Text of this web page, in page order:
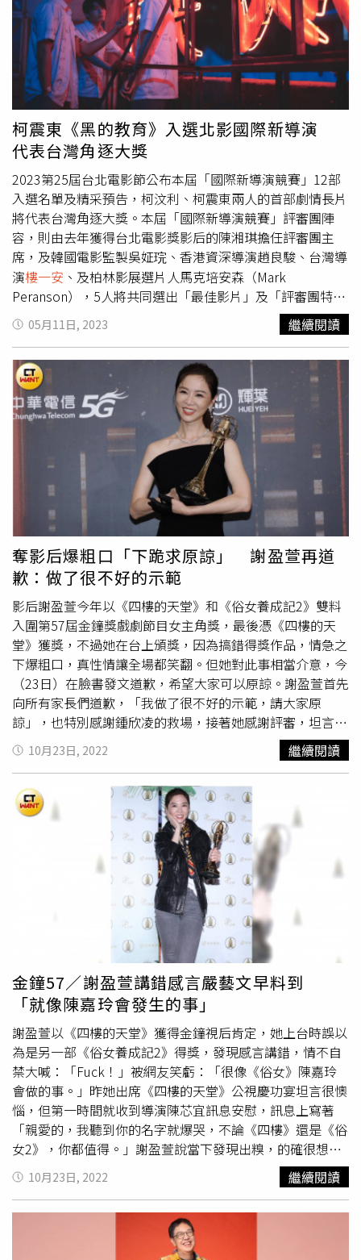
座落在城市、鄉村、離島等殊異空間的書店寫詩。客家電視
台旗艦影集《星空下的黑潮島嶼：第1-2集》，把醫療職人
類型融入白色恐怖，宛如綠島版「機智醫生生活」，既爬梳
複雜歷史，亦帶出政治壓迫下的人性光輝，也將在金馬影展
搶先播放兩集。2024金馬影展將於11月7日至24日展開，
10月27日下午1點於官網開始售票。
件，報名影片資格須為2022年6月6日後完成之作品。第一
階段將由影界專業人士、策展人團隊組成初審小組，分兩階
段自所有報名作品中評選出12部入選作品，預計於8月底公
佈。第二階段決審，則將聘請導演、製片或演員等組成決審
小組，選出最終的獲獎者，分得總金額高達100萬的獎金及
獎項。「2023桃園電影節」將於9月28日起至10月10日展
開，臺灣獎則定於10月6日頒發5項大獎及100萬獎金。
柯震東《黑的教育》入選北影國際新導演
代表台灣角逐大獎
2023第25屆台北電影節公布本屆「國際新導演競賽」12部
入選名單及精采預告，柯汶利、柯震東兩人的首部劇情長片
將代表台灣角逐大獎。本屆「國際新導演競賽」評審團陣
容，則由去年獲得台北電影獎影后的陳湘琪擔任評審團主
席，及韓國電影監製吳姃琓、香港資深導演趙良駿、台灣導
演樓一安 、及柏林影展選片人馬克培安森（Mark
Peranson），5人將共同選出「最佳影片」及「評審團特別
獎」得主。《默殺》以發生在女子高中的少女失蹤案件為開
端，透過被霸凌卻有苦難言的特教生視角，探討弱勢族群的
困境。（圖／台北電影節提供）今年國際新導演競賽入選的
兩部台灣代表，分別是柯汶利執導的劇情長片《默殺》及柯
震東的《黑的教育》。《默殺》以發生在女子高中的少女失
蹤案件為開端，透過被霸凌卻有苦難言的特教生視角，探討
弱勢族群的困境。導演柯汶利過去曾以短片《自由人》入圍
台北電影獎，這次再入圍，他開心表示：「台北電影節看著
我從短片一路到長片。謝謝所有幫助過這部電影的夥伴，也
感謝台北電影節提供這個平台讓我們的電影可以被看見。」
《虎紋少女》出自馬來西亞女導演余修善之手，是部風格強
烈的奇幻青春成長電影。（圖／台北電影節提供）柯震東首
次升格導演就展強烈創作風格，《黑的教育》描述三名高中
生在畢業典禮當晚交換祕密，而引起一發不可收拾的蝴蝶效
應，揭露人性黑暗以及探討好人壞人定義。得知入圍喜訊，
柯震東表示：「謝謝台北電影節再次的肯定，很榮幸可以跟
世界各地的新導演們入選這個獎項。」最後也興奮對劇組喊
話：「感謝我的劇組團隊！我的演員！我們台北電影節
見！」《呼叫愛美子》描述一名廣島小女孩以她天真無邪的
言行改變周遭的人。（圖／台北電影節提供）除了兩部台灣
電影，其他入選的國際強片也備受影迷矚目，包括由《日日
是好日》副導演森井勇佑執導的首部劇情長片《呼叫愛美
子》；集結台灣與其他七國合製的《虎紋少女》（Tiger
Stripes）出自馬來西亞女導演余修善之手，講述一名12歲
女孩發現自己身體正經歷駭人變化，是部風格強烈的奇幻青
春成長電影。《腹荷》（The Burdened）寫實呈現自阿拉
伯之春後內戰不停的葉門，生活在貧窮線下的夫妻面臨新生
兒到來的掙扎；取材自摩洛哥裔導演菲札爾布利法（Fyzal
BOULIFA）自己母親人生經歷的 《我要人生金包
銀》 （The Damned Don’t Cry），則以細膩手法描述社
會邊緣族群在生存上遭遇的難題。以及在2022年威尼斯影
展威尼斯日單元奪得「未來電影獎」的加拿大電影《思念是
一種塗鴉》(The Maiden)；另一部角逐2022坎城影展金攝影
機獎的《以父子之名》（Pamfir）則聚焦烏克蘭與羅馬尼亞
邊境地區的生存與走私議題，以大量一鏡到底展現深厚導演
功力。2023第25屆台北電影節將於6月22日至7月8日展
開，入圍名單則於5月15日揭曉。
05月11日, 2023 繼續閱讀
奪影后爆粗口「下跪求原諒」 謝盈萱再道
歉：做了很不好的示範
影后謝盈萱今年以《四樓的天堂》和《俗女養成記2》雙料
入圍第57屆金鐘獎戲劇節目女主角獎，最後憑《四樓的天
堂》獲獎，不過她在台上頒獎，因為搞錯得獎作品，情急之
下爆粗口，真性情讓全場都笑翻。但她對此事相當介意，今
（23日）在臉書發文道歉，希望大家可以原諒。謝盈萱首先
向所有家長們道歉，「我做了很不好的示範，請大家原
諒」，也特別感謝鍾欣凌的救場，接著她感謝評審，坦言自
己很喜歡這兩齣戲，「謝謝你們的肯定，也同時肯定了整個
團隊」，同時也謝謝一同入圍的女演員們，真心感受到能一
起入圍是她最大的榮幸，並期待未來能夠在影視裡面有合作
的機會，「一起為這個世代的女演員創作更多不同的角色故
事」。謝盈萱向《四樓的天堂》導演陳芯宜單膝下跪道歉。
（圖／本刊攝影組）謝盈萱提到，演員很需要編劇、導演、
還有整個幕後團隊的幫助，才能一路被推進走到這個台上，
演員得到第一線掌聲，這些人才是最厲害的幕後英雄。她感
謝《四樓的天堂》編劇陳芯宜、樓一安、張文綺，還有《俗
女養成記2》的嚴藝文、黃馨萱、范芷綺（原著江鵝），賦
予她能夠發揮的角色，也感謝兩齣戲的導演，陳芯宜，陳長
綸，嚴藝文，「看到了不一樣的我，讓我能夠全然交予你們
而放鬆的演出」。謝盈萱向她的對手演員表達感謝，包括秋
生哥、麗麗姐、馬志翔、陳家逵、藍葦華，「因為你們的幫
助，才有可能成就螢幕前的我」。她也謝謝主修老師林如
萍、黃建業老師，不論是在學校，或是出社會，都因為他們
的鼓勵才能走到今天。另外，她也謝謝恩師和老闆的栽培，
「我真的很幸運一路有你們的照顧！」最後，謝盈萱也不忘
感謝媽媽，在她沒有收入的時候，就算掏空口袋也要幫助她
完成表演的夢想，還有主持人曾寶儀，真真切切陪伴她這些
年的過程。一路跨過劇場，走到影視，2個不同的領域讓她
得到不一樣的養分，「能夠成為業內運作中的小小螺絲釘，
最終只有感謝！特別感謝我生命中的貴人，我的人生因為您
而有了料想不到的開展，金鐘57對我來說別具意義！」
10月23日, 2022 繼續閱讀
金鐘57／謝盈萱講錯感言嚴藝文早料到
「就像陳嘉玲會發生的事」
謝盈萱以《四樓的天堂》獲得金鐘視后肯定，她上台時誤以
為是另一部《俗女養成記2》得獎，發現感言講錯，情不自
禁大喊：「Fuck！」被網友笑虧：「很像《俗女》陳嘉玲
會做的事。」昨她出席《四樓的天堂》公視慶功宴坦言很懊
惱，但第一時間就收到導演陳芯宜訊息安慰，訊息上寫著
「親愛的，我聽到你的名字就爆哭，不論《四樓》還是《俗
女2》，你都值得。」謝盈萱說當下發現出糗，的確很想挖
洞躲起來，但又不能跑下台，還透露《俗女》導演嚴藝文早
就料到她可能會說錯，她在台上也有聽到嚴藝文的大笑聲，
「我只能說，感謝我拍了《俗女》，這就是陳嘉玲會發生的
事情，但發生了就沒辦法，還好團隊沒計較，反而是導演、
編劇，還有幕後工作夥伴安慰我。」被問到以後拍導
10月23日, 2022 繼續閱讀